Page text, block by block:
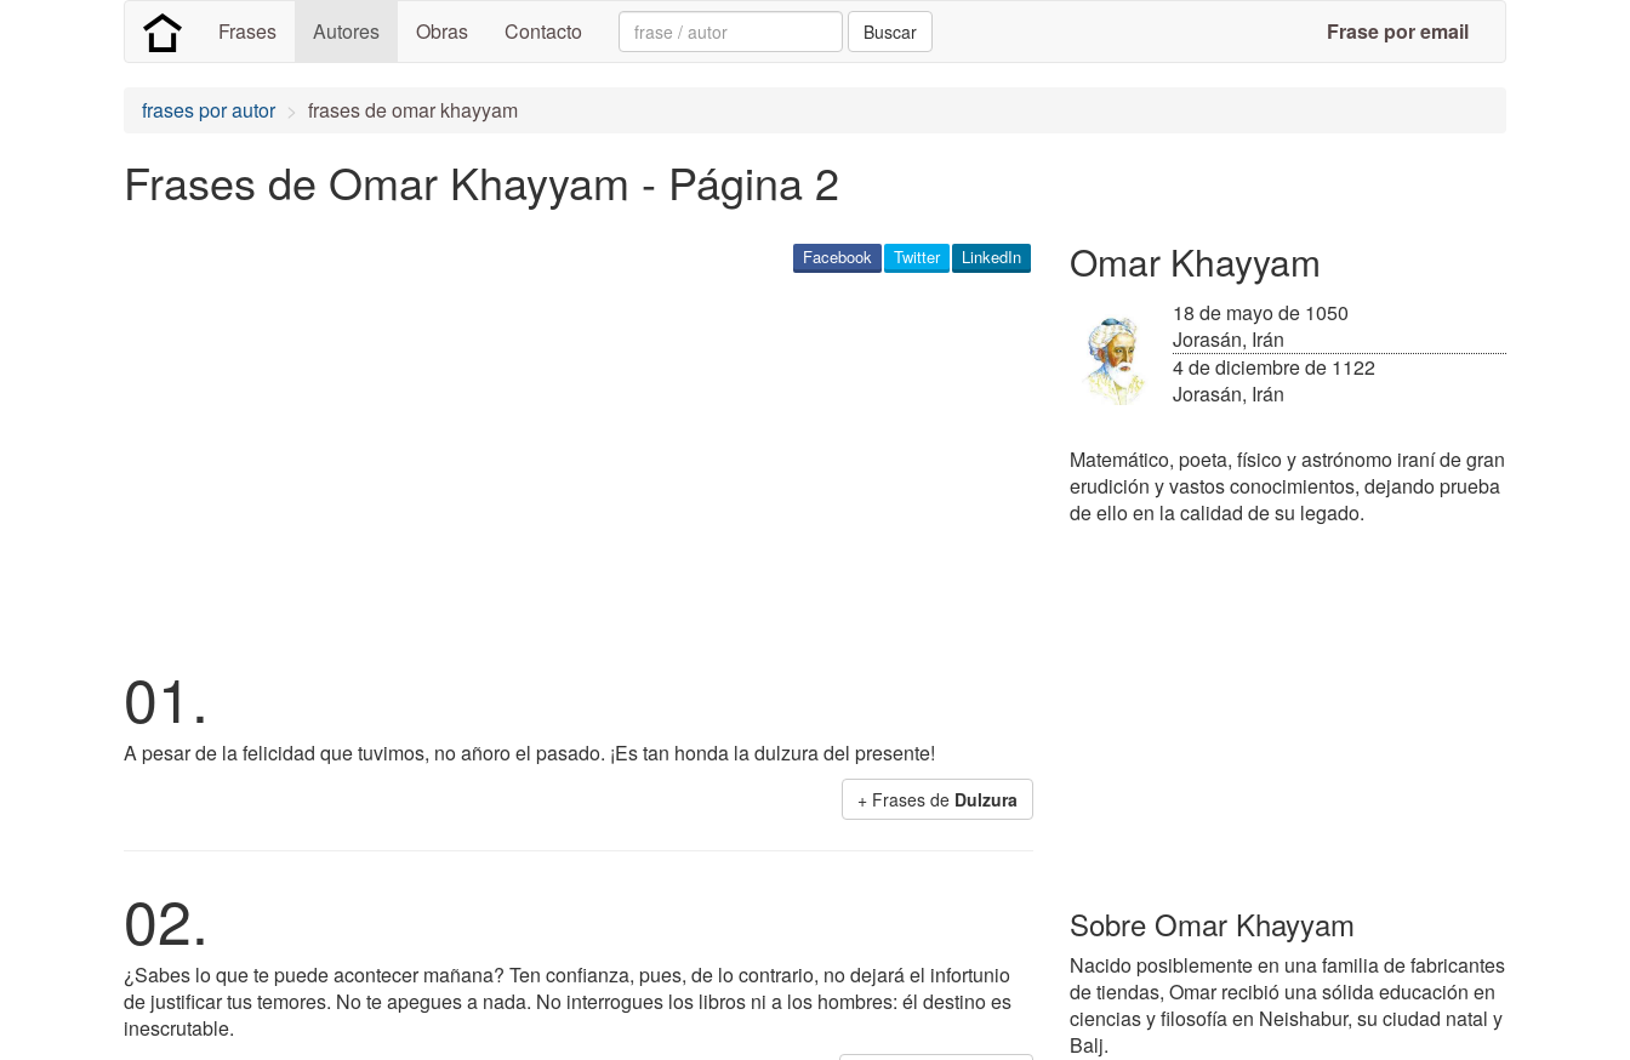
Frases Autores Obras Contacto Search: Buscar Frase por email
frases por autor frases de omar khayyam
Frases de Omar Khayyam - Página 2
LinkedIn
Twitter
Facebook
01.
A pesar de la felicidad que tuvimos, no añoro el pasado. ¡Es tan honda la dulzura del presente!
+ Frases de Dulzura
02.
¿Sabes lo que te puede acontecer mañana? Ten confianza, pues, de lo contrario, no dejará el infortunio
de justificar tus temores. No te apegues a nada. No interrogues los libros ni a los hombres: él destino es
inescrutable.
Omar Khayyam
18 de mayo de 1050
Jorasán, Irán
4 de diciembre de 1122
Jorasán, Irán
Matemático, poeta, físico y astrónomo iraní de gran
erudición y vastos conocimientos, dejando prueba
de ello en la calidad de su legado.
Sobre Omar Khayyam
Nacido posiblemente en una familia de fabricantes
de tiendas, Omar recibió una sólida educación en
ciencias y filosofía en Neishabur, su ciudad natal y
Balj.